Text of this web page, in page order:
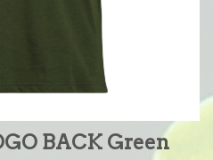
BACK Green